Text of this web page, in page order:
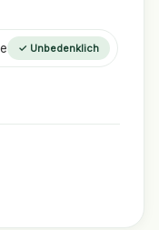
✓ Unbedenklich